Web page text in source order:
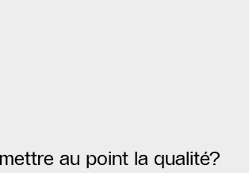
au point la qualité?